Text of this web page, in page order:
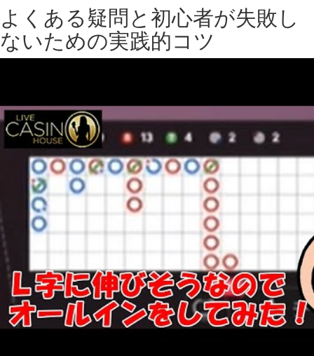
よくある疑問と初心者が失敗し
ないための実践的コツ